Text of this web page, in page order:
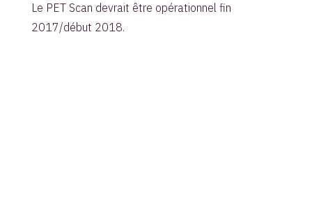
Le PET Scan devrait être opérationnel fin
2017/début 2018.